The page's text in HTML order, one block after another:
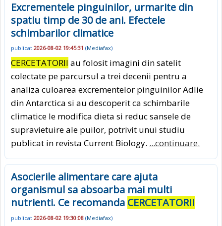
Excrementele pinguinilor, urmarite din
spatiu timp de 30 de ani. Efectele
schimbarilor climatice
publicat 2026-08-02 19:45:31 (Mediafax)
CERCETATORII au folosit imagini din satelit
colectate pe parcursul a trei decenii pentru a
analiza culoarea excrementelor pinguinilor Adlie
din Antarctica si au descoperit ca schimbarile
climatice le modifica dieta si reduc sansele de
supravietuire ale puilor, potrivit unui studiu
publicat in revista Current Biology. ...continuare.
Asocierile alimentare care ajuta
organismul sa absoarba mai multi
nutrienti. Ce recomanda CERCETATORII
publicat 2026-08-02 19:30:08 (Mediafax)